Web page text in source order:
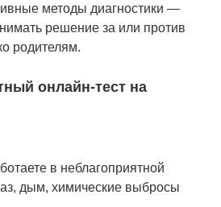
методы диагностики —
решение за или против
родителям.
онлайн-тест на
в неблагоприятной
дым, химические выбросы